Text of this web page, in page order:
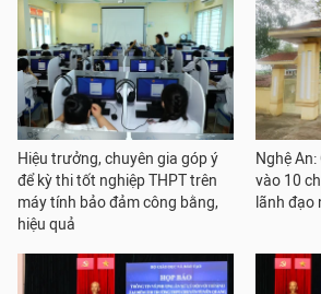
Hiệu trưởng, chuyên gia góp ý
để kỳ thi tốt nghiệp THPT trên
máy tính bảo đảm công bằng,
hiệu quả
Nghệ
vào 10
lãnh đạo